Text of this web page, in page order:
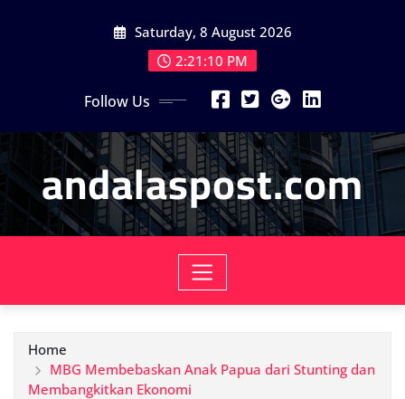
Saturday, 8 August 2026
2:21:12 PM
Follow Us
andalaspost.com
Home
MBG Membebaskan Anak Papua dari Stunting dan
Membangkitkan Ekonomi